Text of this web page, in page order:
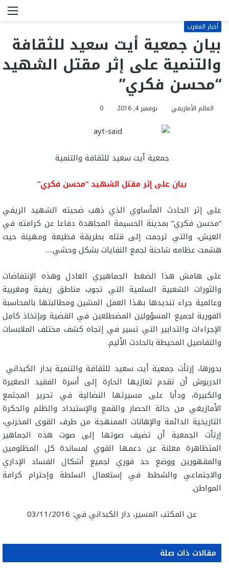
عن
أخبار المغرب
بيان جمعية أيت سعيد للثقافة
والتنمية على إثر مقتل الشهيد
“محسن فكري”
العالم الأمازيغي نوفمبر 4, 2016 0
جمعية أيت سعيد للثقافة والتنمية
بيان على إثر مقتل الشهيد “محسن فكري”
على إثر الحادث المأساوي الذي ذهب ضحيته الشهيد الريفي
“محسن فكري” بمدينة الحسيمة المجاهدة دفاعا عن كرامته في
العيش، والتي ترجمت إلى قتله بطريقة فظيعة ومهينة حيث
هشمت عظامه شاحنة لجمع النفايات بشكل وحشي.…
على هامش هذا الضغط الجماهيري العادل وهذه الإنتفاضات
والثورات الشعبية السلمية التي تجوب مناطق ريفية ومغربية
وعالمية جراء تنديدها بهذا العمل المشين ومطالبتها بالمحاسبة
الفورية لجميع المسؤولين المضطلعين في القضية وبإتخاذ كامل
الإجراءات والتدابير التي تسير في إتجاه كشف مختلف الملابسات
والتفاصيل المحيطة بالحادث الأليم.
بدورها، إرتأت جمعية أيت سعيد للثقافة والتنمية بدار الكبداني
الدريوش أن تقدم تعازيها الحارة إلى أسرة الفقيد الصغيرة
والكبيرة، ودأبا على مسيرتها النضالية في تحرير المجتمع
الأمازيغي من حالة الحصار والقمع والإستبداد والظلم والحكرة
التاريخية الدائمة والإهانات الممنهجة من طرف القوى المخزني،
إرتأت الجمعية أن تضيف صوتها إلى صوت هذه الجماهير
المتظاهرة معلنة عن دعمها القوي لمساندة كل المظلومين
والمقهورين ووضع حد فوري لجميع أشكال الفساد الإداري
والاجتماعي والشطط في إستعمال السلطة وإحترام كرامة
المواطن.
عن المكتب المسير، دار الكبداني في: 03/11/2016
مقالات ذات صلة